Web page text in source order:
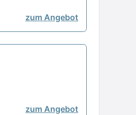
zum Angebot
zum Angebot